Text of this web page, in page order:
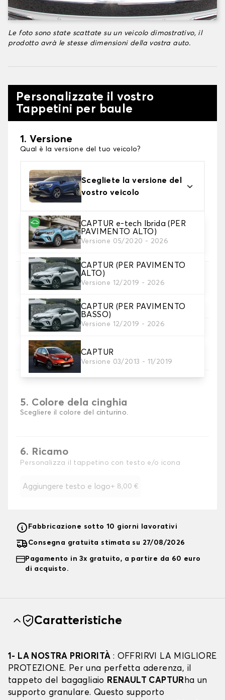
Le foto sono state scattate su un veicolo dimostrativo, il
prodotto avrà le stesse dimensioni della vostra auto.
Personalizzate il vostro
Tappetini per baule
1. Versione
Qual è la versione del tuo veicolo?
Scegliete la versione del
vostro veicolo
CAPTUR e-tech Ibrida (PER
PAVIMENTO ALTO)
Versione 05/2020 - 2026
CAPTUR (PER PAVIMENTO
ALTO)
Versione 12/2019 - 2026
CAPTUR (PER PAVIMENTO
BASSO)
Versione 12/2019 - 2026
CAPTUR
Versione 03/2013 - 11/2019
2. Materiale
scegli il materiale del tappetini per baule
3. Colori dei tappetini
Scegli il materiale del tappetino baule.
Scegliere il materiale della cinghia.
5. Colore dela cinghia
Scegliere il colore del cinturino.
6. Ricamo
Personalizza il tappetino con testo e/o icona
Aggiungere testo e logo+ 8,00 €
Fabbricazione sotto 10 giorni lavorativi
Consegna gratuita stimata su 27/08/2026
Pagamento in 3x gratuito, a partire da 60 euro
di acquisto.
Caratteristiche
1- LA NOSTRA PRIORITÀ : OFFRIRVI LA MIGLIORE
PROTEZIONE. Per una perfetta aderenza, il
tappeto del bagagliaio RENAULT CAPTURha un
supporto granulare. Questo supporto